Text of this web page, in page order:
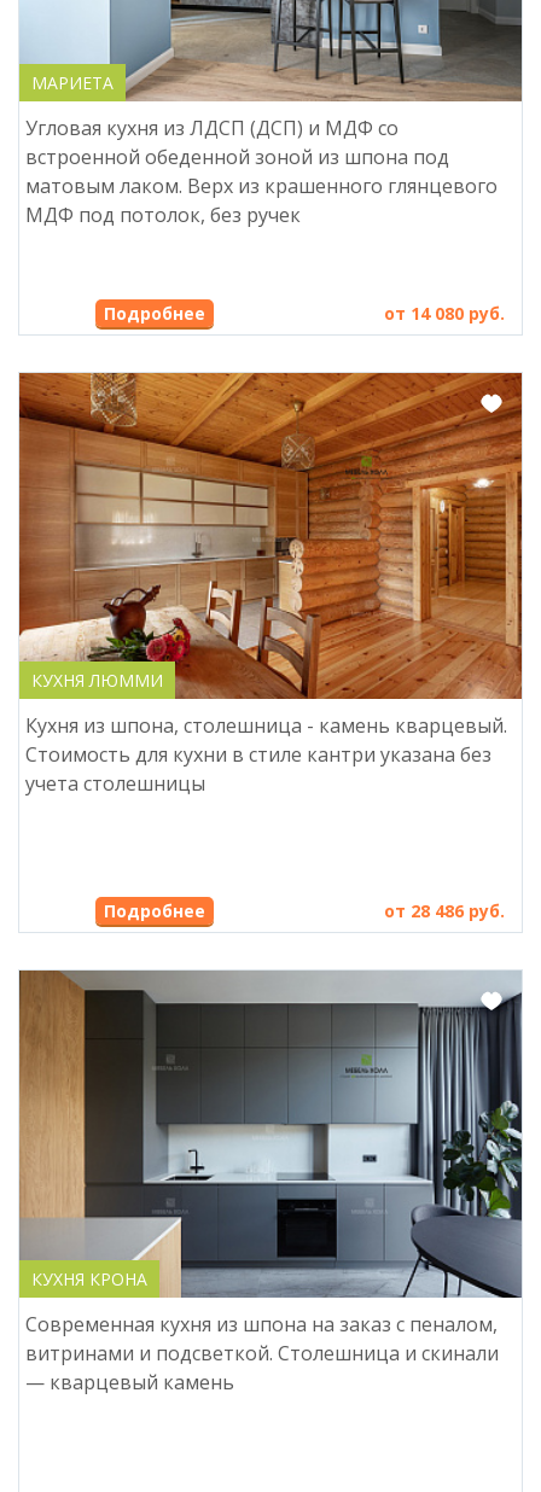
МАРИЕТА
Угловая кухня из ЛДСП (ДСП) и МДФ со
встроенной обеденной зоной из шпона под
матовым лаком. Верх из крашенного глянцевого
МДФ под потолок, без ручек
от 14 080 руб.
КУХНЯ ЛЮММИ
Кухня из шпона, столешница - камень кварцевый.
Стоимость для кухни в стиле кантри указана без
учета столешницы
от 28 486 руб.
КУХНЯ КРОНА
Современная кухня из шпона на заказ с пеналом,
витринами и подсветкой. Столешница и скинали
— кварцевый камень